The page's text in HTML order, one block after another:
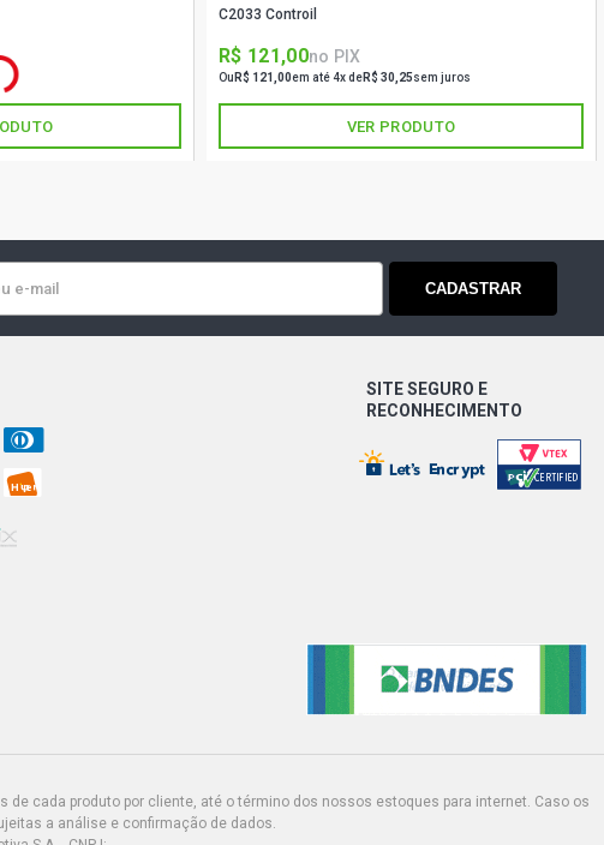
- 2007)
MPI HATCH 1.8 8V POWERTRAIN FLEX
- 2009)
STD HATCH 1.8 8V POWERTRAIN GASOLINA
- 2010)
EX HATCH 1.8 8V POWERTRAIN GASOLINA
- 2003)
HLX HATCH 1.8 8V POWERTRAIN GASOLINA
- 2007)
- 2003)
sem juros
C2033 Controil
R$ 121,00no PIX
Ou R$ 121,00em até 4x deR$ 30,25sem juros
VER PRODUTO
CADASTRAR
SITE SEGURO E
RECONHECIMENTO
cada produto por cliente, até o término dos nossos estoques para internet. Caso os
a análise e confirmação de dados.